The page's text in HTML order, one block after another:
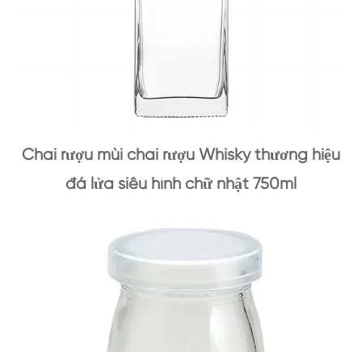
Chai rượu mùi chai rượu Whisky thương hiệu
đá lửa siêu hình chữ nhật 750ml